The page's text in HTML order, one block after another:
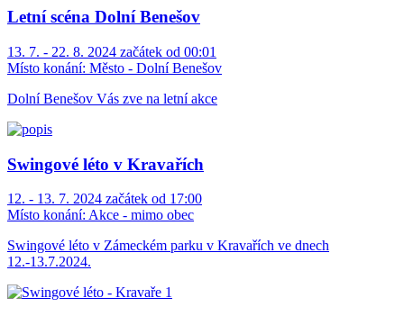
Letní scéna Dolní Benešov
13. 7. - 22. 8. 2024 začátek od 00:01
Místo konání: Město - Dolní Benešov
Dolní Benešov Vás zve na letní akce
Swingové léto v Kravařích
12. - 13. 7. 2024 začátek od 17:00
Místo konání: Akce - mimo obec
Swingové léto v Zámeckém parku v Kravařích ve dnech
12.-13.7.2024.